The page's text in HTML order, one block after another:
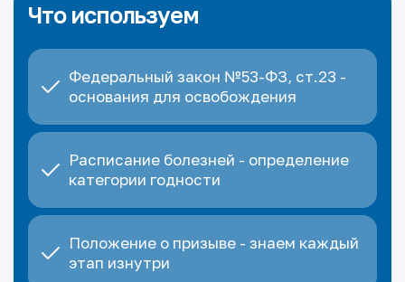
Что используем
Федеральный закон №53-ФЗ, ст.23 -
основания для освобождения
Расписание болезней - определение
категории годности
Положение о призыве - знаем каждый
этап изнутри